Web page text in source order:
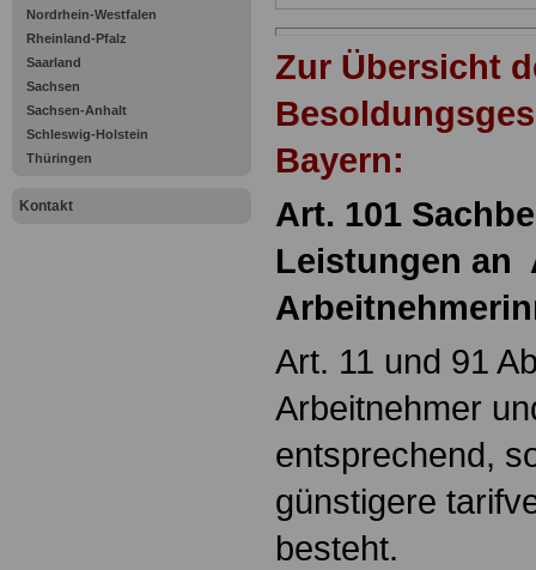
Nordrhein-Westfalen
Rheinland-Pfalz
Saarland
Sachsen
Sachsen-Anhalt
Schleswig-Holstein
Thüringen
Kontakt
Zur Übersicht
Bayern:
Art. 101
Leistungen an
Art. 11 und 91
Arbeitnehmer
entsprechend,
günstigere
besteht.